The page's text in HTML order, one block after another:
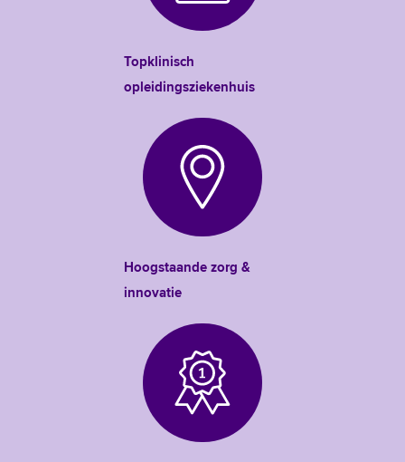
Topklinisch
opleidingsziekenhuis
Hoogstaande zorg &
innovatie